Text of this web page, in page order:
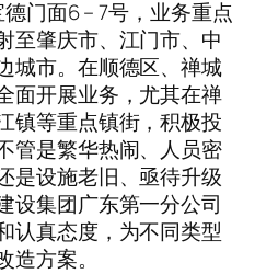
门面6 – 7号，业务重点
至肇庆市、江门市、中
城市。在顺德区、禅城
面开展业务，尤其在禅
镇等重点镇街，积极投
管是繁华热闹、人员密
是设施老旧、亟待升级
设集团广东第一分公司
认真态度，为不同类型
方案。